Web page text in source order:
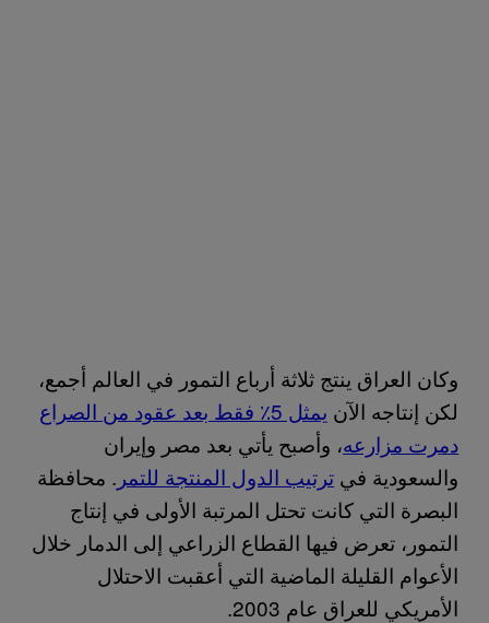
وكان العراق ينتج ثلاثة أرباع التمور في العالم أجمع،
لكن إنتاجه الآن
يمثل 5٪ فقط بعد عقود من الصراع
دمرت مزارعه، وأصبح يأتي بعد مصر وإيران
والسعودية في ترتيب الدول المنتجة للتمر . محافظة
البصرة التي كانت تحتل المرتبة الأولى في إنتاج
التمور، تعرض فيها القطاع الزراعي إلى الدمار خلال
الأعوام القليلة الماضية التي أعقبت الاحتلال
الأمريكي للعراق عام 2003.